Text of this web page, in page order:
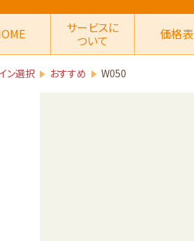
サービスに
ついて 価格表
ン選択 おすすめ W050